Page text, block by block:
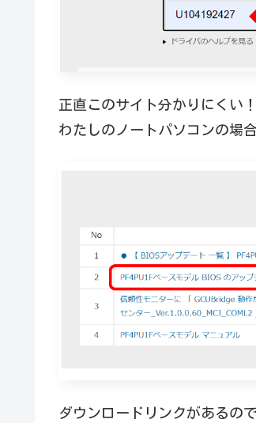
正直このサイト分かりにくい！
わたしのノートパソコンの場
ダウンロードリンクがあるの